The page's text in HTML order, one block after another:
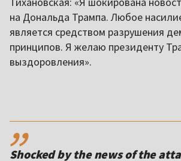
на Дональда Трампа. Любое
является средством разрушения
принципов. Я желаю президенту
выздоровления».
,,
Shocked by the news of the